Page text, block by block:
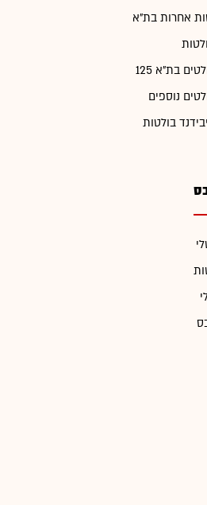
אחרות בת"א
בת"א 125
נוספים
בולטות